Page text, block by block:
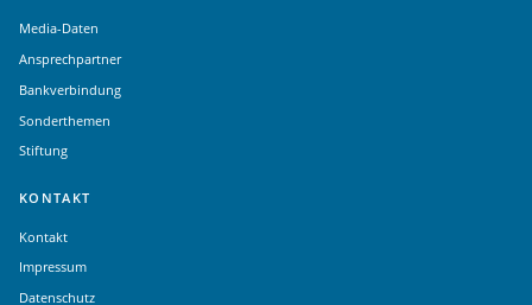
Media-Daten
Ansprechpartner
Bankverbindung
Sonderthemen
Stiftung
KONTAKT
Kontakt
Impressum
Datenschutz